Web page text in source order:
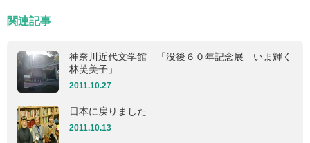
関連記事
神奈川近代文学館 「没後６０年記念展 いま輝く
林芙美子」
2011.10.27
日本に戻りました
2011.10.13